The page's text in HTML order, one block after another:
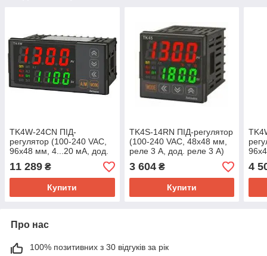
TK4W-24СN ПІД-
регулятор (100-240 VAC,
96x48 мм, 4...20 мА, дод.
реле 3 А 1+2 сигн.)
терморегулятор
11 289 ₴
Купити
TK4S-14RN ПІД-регулятор
(100-240 VAC, 48x48 мм,
реле 3 А, дод. реле 3 А)
терморегулятор
3 604₴
Купити
4
Про нас
100% позитивних з 30 відгуків за рік